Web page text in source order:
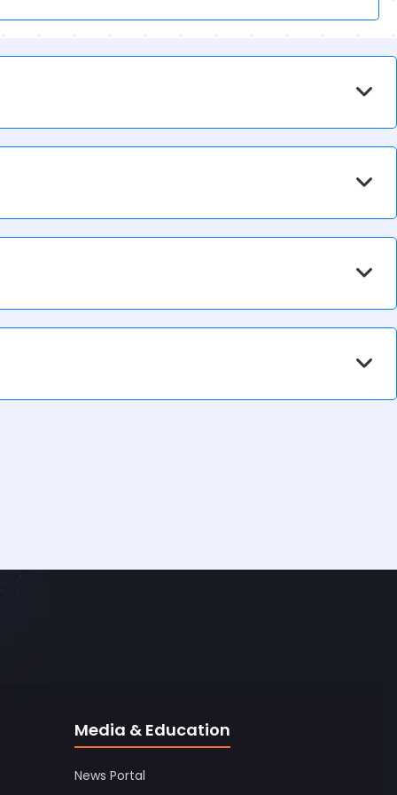
Media & Education
News Portal